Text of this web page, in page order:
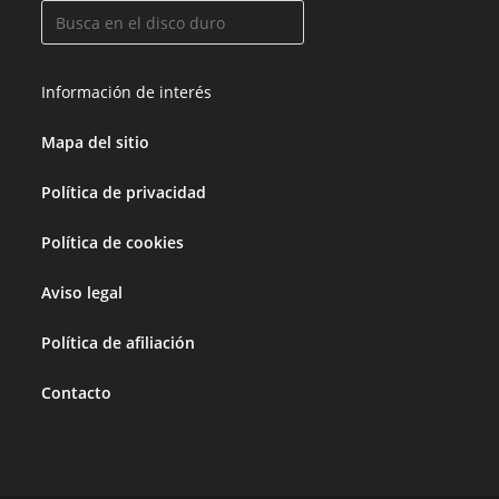
Información de interés
Mapa del sitio
Política de privacidad
Política de cookies
Aviso legal
Política de afiliación
Contacto